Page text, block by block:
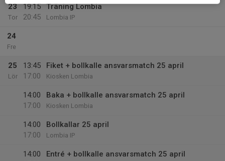
23
Tor
19:15
20:45
Träning Lombia
Lombia IP
24
Fre
25
Lör
13:45
17:00
Fiket + bollkalle ansvarsmatch 25 april
Kiosken Lombia
14:00
17:00
Baka + bollkalle ansvarsmatch 25 april
Kiosken Lombia
14:00
17:00
Bollkallar 25 april
Lombia IP
14:00
Entré + bollkalle ansvarsmatch 25 april